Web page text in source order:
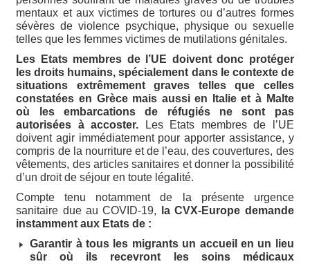
mentaux et aux victimes de tortures ou d’autres formes
sévères de violence psychique, physique ou sexuelle
telles que les femmes victimes de mutilations génitales.
Les Etats membres de l’UE doivent donc protéger
les droits humains, spécialement dans le contexte de
situations extrêmement graves telles que celles
constatées en Grèce mais aussi en Italie et à Malte
où les embarcations de réfugiés ne sont pas
autorisées à accoster. Les Etats membres de l’UE
doivent agir immédiatement pour apporter assistance, y
compris de la nourriture et de l’eau, des couvertures, des
vêtements, des articles sanitaires et donner la possibilité
d’un droit de séjour en toute légalité.
Compte tenu notamment de la présente urgence
sanitaire due au COVID-19, la CVX-Europe demande
instamment aux Etats de :
Garantir à tous les migrants un accueil en un lieu
sûr où ils recevront les soins médicaux